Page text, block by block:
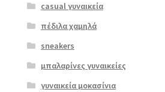
casual γυναικεία
πέδιλα χαμηλά
sneakers
μπαλαρίνες γυναικείες
γυναικεία μοκασίνια